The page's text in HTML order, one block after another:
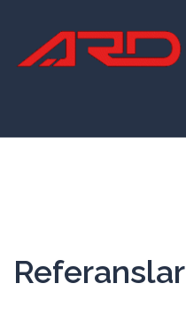
Referanslar